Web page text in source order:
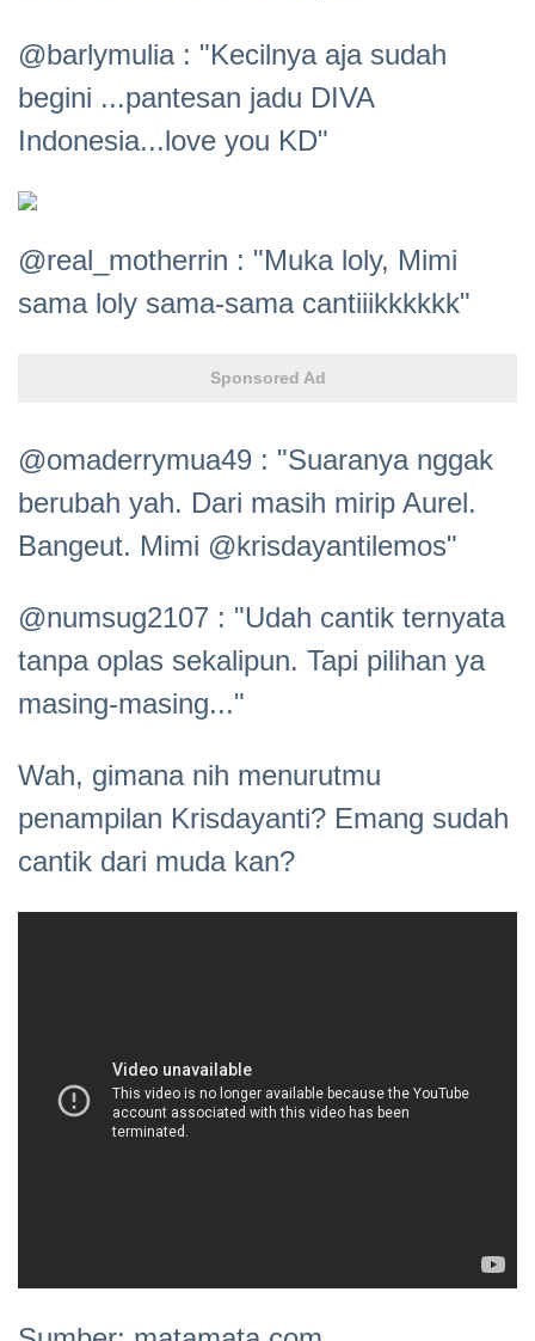
@barlymulia : "Kecilnya aja sudah
begini ...pantesan jadu DIVA
Indonesia...love you KD"
@real_motherrin : "Muka loly, Mimi
sama loly sama-sama cantiiikkkkkk"
Sponsored Ad
@omaderrymua49 : "Suaranya nggak
berubah yah. Dari masih mirip Aurel.
Bangeut. Mimi @krisdayantilemos"
@numsug2107 : "Udah cantik ternyata
tanpa oplas sekalipun. Tapi pilihan ya
masing-masing..."
Wah, gimana nih menurutmu
penampilan Krisdayanti? Emang sudah
cantik dari muda kan?